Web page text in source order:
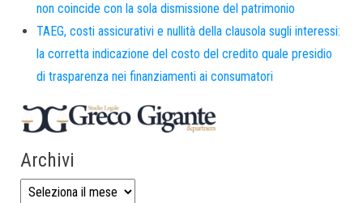
non coincide con la sola dismissione del patrimonio
TAEG, costi assicurativi e nullità della clausola sugli interessi:
la corretta indicazione del costo del credito quale presidio
di trasparenza nei finanziamenti ai consumatori
Archivi